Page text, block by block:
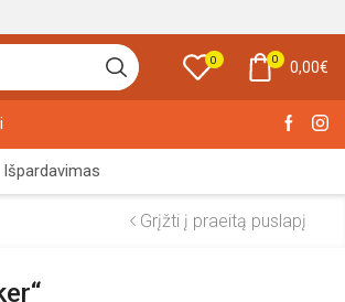
0 0 0,00€
Išpardavimas
Grįžti į praeitą puslapį